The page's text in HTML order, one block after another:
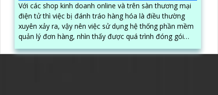
Với các shop kinh doanh online và trên sàn thương mại
điện tử thì việc bị đánh tráo hàng hóa là điều thường
xuyên xảy ra, vậy nên việc sử dụng hệ thống phần mềm
quản lý đơn hàng, nhìn thấy được quá trình đóng gói
được ghi lại một cách dễ dàng